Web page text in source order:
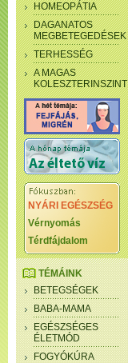
HOMEOPÁTIA
DAGANATOS
MEGBETEGEDÉSEK
TERHESSÉG
A MAGAS
KOLESZTERINSZINT
NYÁRI EGÉSZSÉG
Vérnyomás
Térdfájdalom
TÉMÁINK
BETEGSÉGEK
BABA-MAMA
EGÉSZSÉGES
ÉLETMÓD
FOGYÓKÚRA